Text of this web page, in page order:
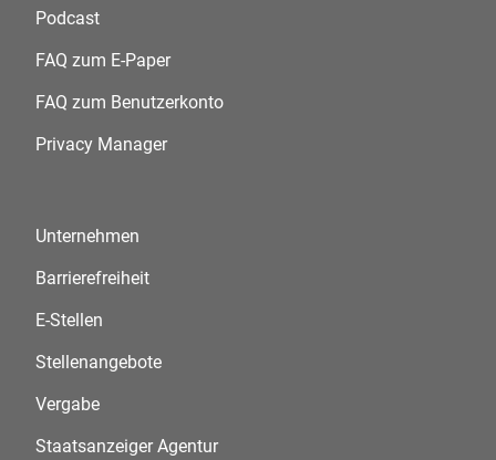
Podcast
FAQ zum E-Paper
FAQ zum Benutzerkonto
Privacy Manager
Unternehmen
Barrierefreiheit
E-Stellen
Stellenangebote
Vergabe
Staatsanzeiger Agentur